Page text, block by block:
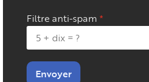
Filtre anti-spam
Envoyer